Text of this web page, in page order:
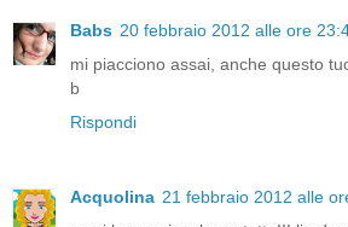
Babs 20 febbraio 2012 alle ore
mi piacciono assai, anche questo
b
Rispondi
Acquolina 21 febbraio 2012 alle